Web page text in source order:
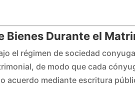
Bienes Durante el
el régimen de sociedad
de modo que cada
acuerdo mediante escritura